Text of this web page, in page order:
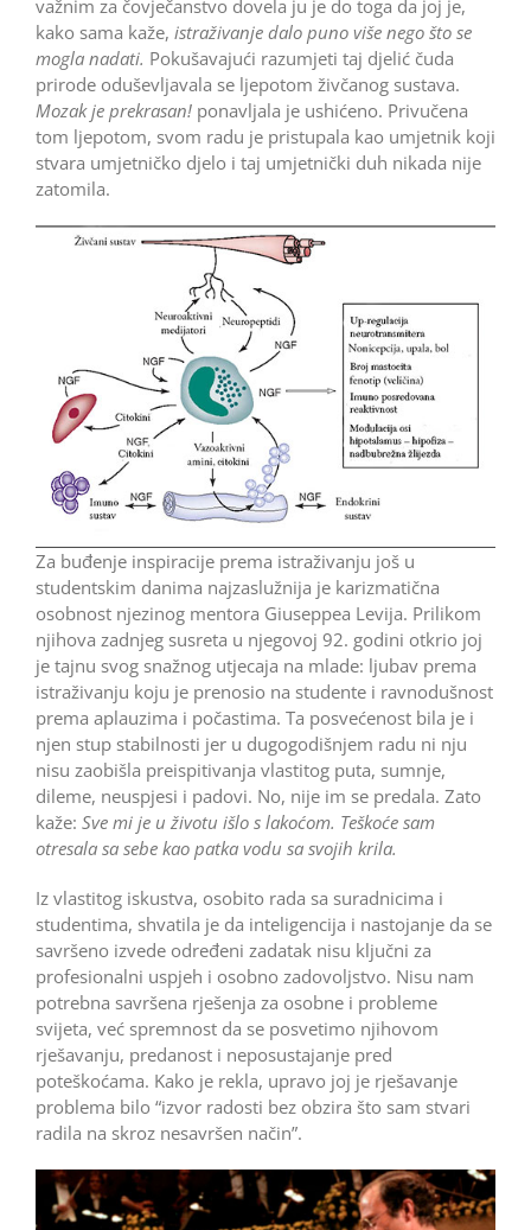
važnim za čovječanstvo dovela ju je do toga da joj je,
kako sama kaže, istraživanje dalo puno više nego što se
mogla nadati. Pokušavajući razumjeti taj djelić čuda
prirode oduševljavala se ljepotom živčanog sustava.
Mozak je prekrasan! ponavljala je ushićeno. Privučena
tom ljepotom, svom radu je pristupala kao umjetnik koji
stvara umjetničko djelo i taj umjetnički duh nikada nije
zatomila.
Za buđenje inspiracije prema istraživanju još u
studentskim danima najzaslužnija je karizmatična
osobnost njezinog mentora Giuseppea Levija. Prilikom
njihova zadnjeg susreta u njegovoj 92. godini otkrio joj
je tajnu svog snažnog utjecaja na mlade: ljubav prema
istraživanju koju je prenosio na studente i ravnodušnost
prema aplauzima i počastima. Ta posvećenost bila je i
njen stup stabilnosti jer u dugogodišnjem radu ni nju
nisu zaobišla preispitivanja vlastitog puta, sumnje,
dileme, neuspjesi i padovi. No, nije im se predala. Zato
kaže: Sve mi je u životu išlo s lakoćom. Teškoće sam
otresala sa sebe kao patka vodu sa svojih krila.
Iz vlastitog iskustva, osobito rada sa suradnicima i
studentima, shvatila je da inteligencija i nastojanje da se
savršeno izvede određeni zadatak nisu ključni za
profesionalni uspjeh i osobno zadovoljstvo. Nisu nam
potrebna savršena rješenja za osobne i probleme
svijeta, već spremnost da se posvetimo njihovom
rješavanju, predanost i neposustajanje pred
poteškoćama. Kako je rekla, upravo joj je rješavanje
problema bilo “izvor radosti bez obzira što sam stvari
radila na skroz nesavršen način”.